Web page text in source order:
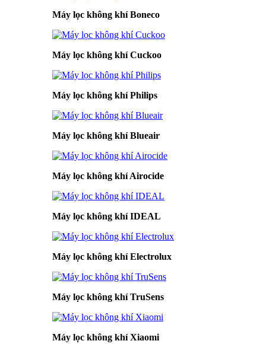
Máy lọc không khí Boneco
Máy lọc không khí Cuckoo
Máy lọc không khí Philips
Máy lọc không khí Blueair
Máy lọc không khí Airocide
Máy lọc không khí IDEAL
Máy lọc không khí Electrolux
Máy lọc không khí TruSens
Máy lọc không khí Xiaomi